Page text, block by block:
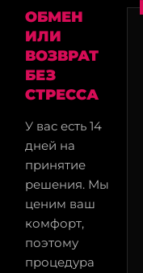
ОБМЕН
ИЛИ
ВОЗВРАТ
БЕЗ
СТРЕССА
У вас есть 14
дней на
принятие
решения. Мы
ценим ваш
комфорт,
поэтому
процедура